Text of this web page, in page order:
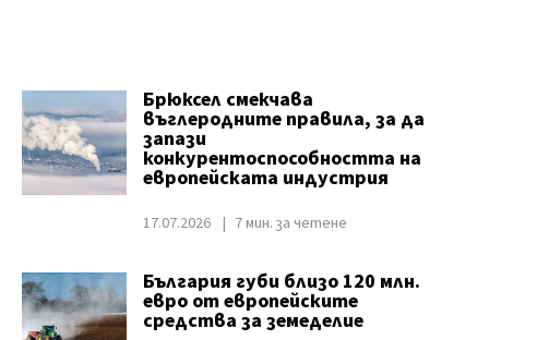
Брюксел смекчава
въглеродните правила, за да
запази
конкурентоспособността на
европейската индустрия
17.07.2026 7 мин. за четене
България губи близо 120 млн.
евро от европейските
средства за земеделие